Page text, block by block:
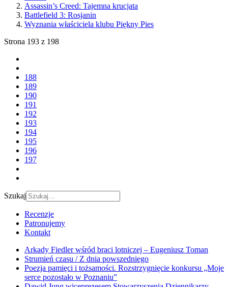
Assassin’s Creed: Tajemna krucjata
Battlefield 3: Rosjanin
Wyznania właściciela klubu Piękny Pies
Strona 193 z 198
188
189
190
191
192
193
194
195
196
197
Szukaj
Recenzje
Patronujemy
Kontakt
Arkady Fiedler wśród braci lotniczej – Eugeniusz Toman
Strumień czasu / Z dnia powszedniego
Poezja pamięci i tożsamości. Rozstrzygnięcie konkursu „Moje
serce pozostało w Poznaniu”